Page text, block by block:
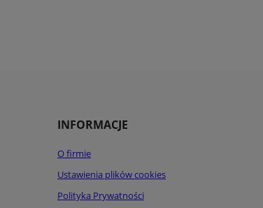
INFORMACJE
O firmie
Ustawienia plików cookies
Polityka Prywatności